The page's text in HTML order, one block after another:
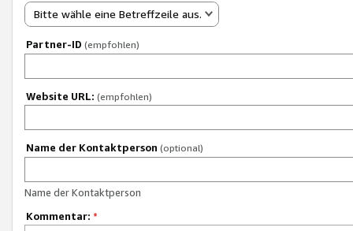
Bitte wähle eine Betreffzeile aus.
Partner-ID (empfohlen)
Website URL: (empfohlen)
Name der Kontaktperson (optional)
Name der Kontaktperson
Kommentar: *